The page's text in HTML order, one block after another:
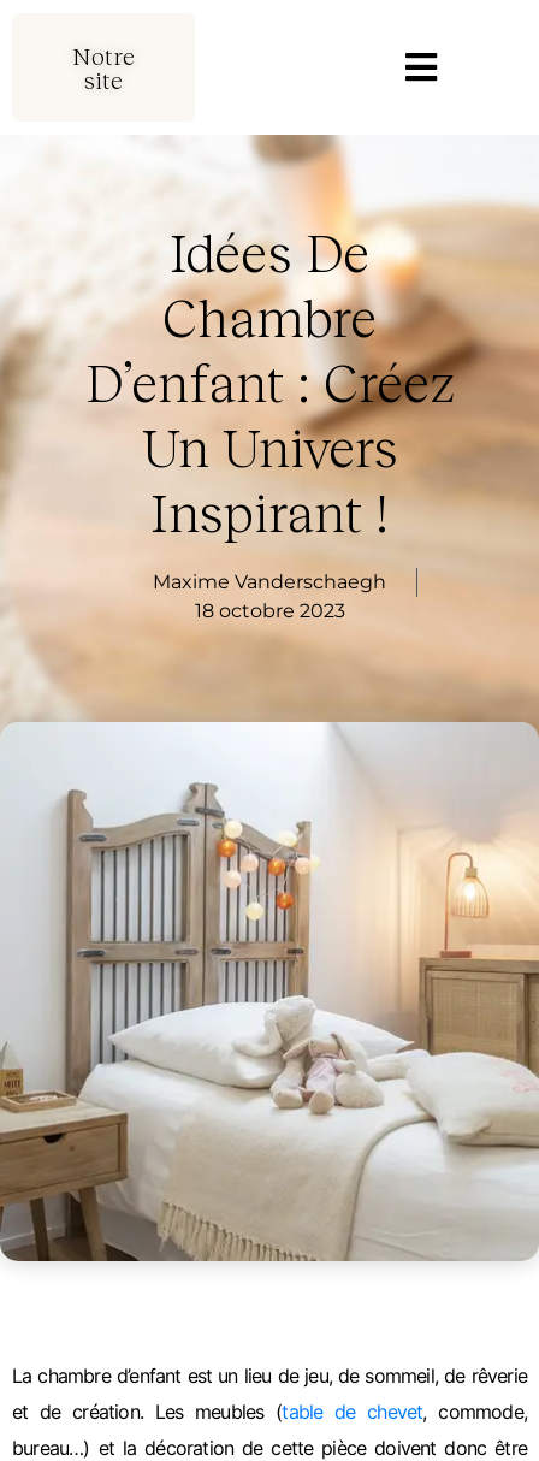
Notre
site
Idées De
Chambre
D’enfant : Créez
Un Univers
Inspirant !
Maxime Vanderschaegh
18 octobre 2023
La chambre d’enfant est un lieu de jeu, de sommeil, de rêverie
et de création. Les meubles (table de chevet, commode,
bureau…) et la décoration de cette pièce doivent donc être